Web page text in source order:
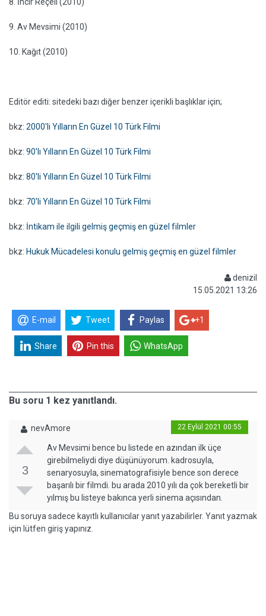
9. Av Mevsimi (2010)
10. Kağıt (2010)
Editör editi: sitedeki bazı diğer benzer içerikli başlıklar için;
bkz: 2000'li Yılların En Güzel 10 Türk Filmi
bkz: 90'lı Yılların En Güzel 10 Türk Filmi
bkz: 80'li Yılların En Güzel 10 Türk Filmi
bkz: 70'li Yılların En Güzel 10 Türk Filmi
bkz: İntikam ile ilgili gelmiş geçmiş en güzel filmler
bkz: Hukuk Mücadelesi konulu gelmiş geçmiş en güzel filmler
denizil
15.05.2021 13:26
E-mail Tweet Paylas +1
Share Pin this WhatsApp
Bu soru 1 kez yanıtlandı.
nevAmore 22 Eylül 2021 00:55
3
Av Mevsimi bence bu listede en azından ilk üçe
girebilmeliydi diye düşünüyorum. kadrosuyla,
senaryosuyla, sinematografisiyle bence son derece
başarılı bir filmdi. bu arada 2010 yılı da çok bereketli bir
yılmış bu listeye bakınca yerli sinema açısından.
Bu soruya sadece kayıtlı kullanıcılar yanıt yazabilirler. Yanıt yazmak
için lütfen giriş yapınız.